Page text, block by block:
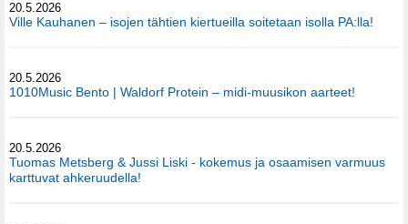
20.5.2026
Ville Kauhanen – isojen tähtien kiertueilla soitetaan isolla PA:lla!
20.5.2026
1010Music Bento | Waldorf Protein – midi-muusikon aarteet!
20.5.2026
Tuomas Metsberg & Jussi Liski - kokemus ja osaamisen varmuus
karttuvat ahkeruudella!